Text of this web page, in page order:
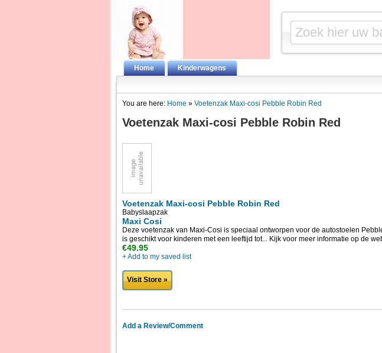
Home Kinderwagens
You are here: Home » Voetenzak Maxi-cosi Pebble Robin Red
Voetenzak Maxi-cosi Pebble Robin Red
Voetenzak Maxi-cosi Pebble Robin Red
Babyslaapzak
Maxi Cosi
Deze voetenzak van Maxi-Cosi is speciaal ontworpen voor de autostoelen
is geschikt voor kinderen met een leeftijd tot... Kijk voor meer informatie op de
€49.95
+ Add to my saved list
Visit Store »
Add a Review/Comment